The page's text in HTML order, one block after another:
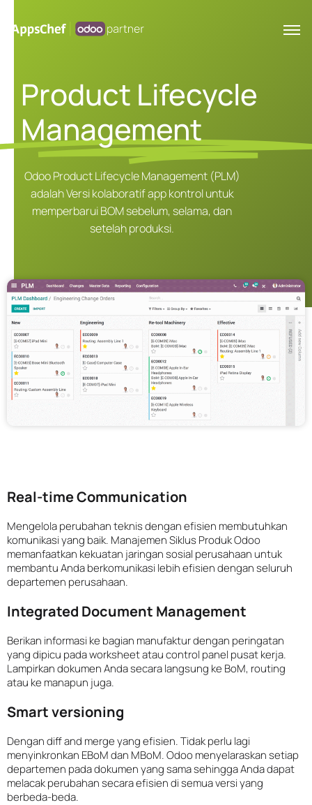
Product Lifecycle
Management
Odoo Product Lifecycle Management (PLM)
adalah Versi kolaboratif app kontrol untuk
memperbarui BOM sebelum, selama, dan
setelah produksi.
Real-time Communication
Mengelola perubahan teknis dengan efisien membutuhkan
komunikasi yang baik. Manajemen Siklus Produk Odoo
memanfaatkan kekuatan jaringan sosial perusahaan untuk
membantu Anda berkomunikasi lebih efisien dengan seluruh
departemen perusahaan.
Integrated Document Management
Berikan informasi ke bagian manufaktur dengan peringatan
yang dipicu pada worksheet atau control panel pusat kerja.
Lampirkan dokumen Anda secara langsung ke BoM, routing
atau ke manapun juga.
Smart versioning
Dengan diff and merge yang efisien. Tidak perlu lagi
menyinkronkan EBoM dan MBoM. Odoo menyelaraskan setiap
departemen pada dokumen yang sama sehingga Anda dapat
melacak perubahan secara efisien di semua versi yang
berbeda-beda.